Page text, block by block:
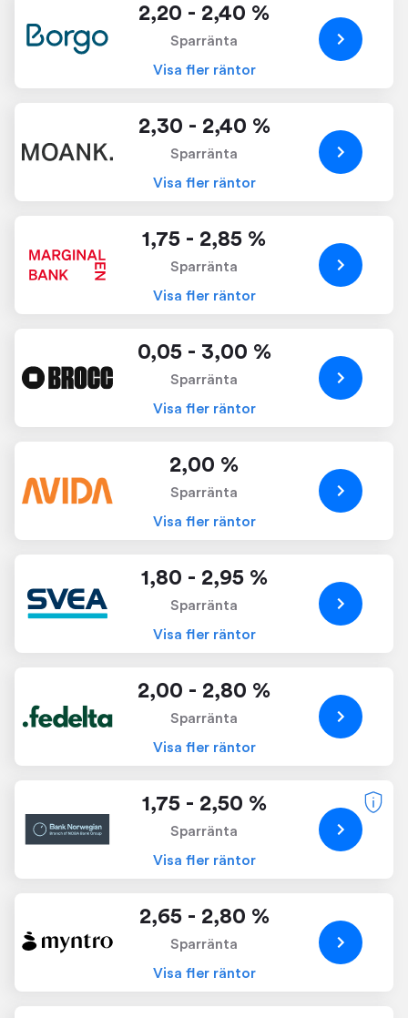
2,20 - 2,40 %
Sparränta
Visa fler räntor
2,30 - 2,40 %
Sparränta
Visa fler räntor
1,75 - 2,85 %
Sparränta
Visa fler räntor
0,05 - 3,00 %
Sparränta
Visa fler räntor
2,00 %
Sparränta
Visa fler räntor
1,80 - 2,95 %
Sparränta
Visa fler räntor
2,00 - 2,80 %
Sparränta
Visa fler räntor
1,75 - 2,50 %
Sparränta
Visa fler räntor
2,65 - 2,80 %
Sparränta
Visa fler räntor